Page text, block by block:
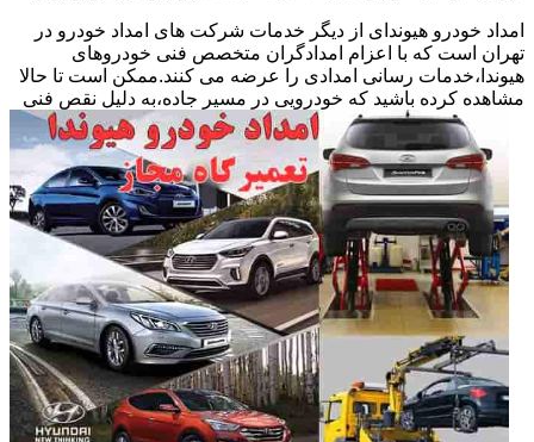
امداد خودرو هیوندای از دیگر خدمات شرکت های امداد خودرو در
تهران است که با اعزام امدادگران متخصص فنی خودروهای
هیوندا،خدمات رسانی امدادی را عرضه می کنند.ممکن است تا حالا
مشاهده کرده باشید که خودرویی در مسیر جاده،به دلیل نقص فنی